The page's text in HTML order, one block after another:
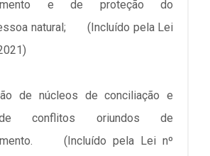
e de proteção do
natural; (Incluído pela Lei
de núcleos de conciliação e
conflitos oriundos de
(Incluído pela Lei nº